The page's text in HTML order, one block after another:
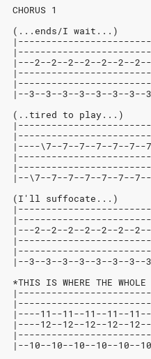
CHORUS 1
(...ends/I wait...)
|---2--2--2--2--2--2--
|--3--3--3--3--3--3--
(..tired to play...)
|----\7--7--7--7--7--7--
|--\7--7--7--7--7--7--
(I'll suffocate...)
|---2--2--2--2--2--2--
|--3--3--3--3--3--3--
*THIS IS WHERE THE WHOLE
|----11--11--11--11--
|----12--12--12--12--
|--10--10--10--10--10--